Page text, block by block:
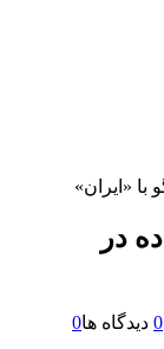
در
0 دیدگاه ها0